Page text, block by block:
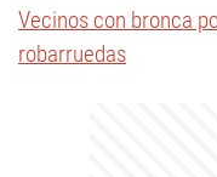
Vecinos con bronca
robarruedas